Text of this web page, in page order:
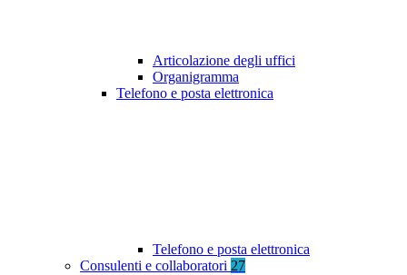
Articolazione degli uffici
Organigramma
Telefono e posta elettronica
Telefono e posta elettronica
Consulenti e collaboratori 27